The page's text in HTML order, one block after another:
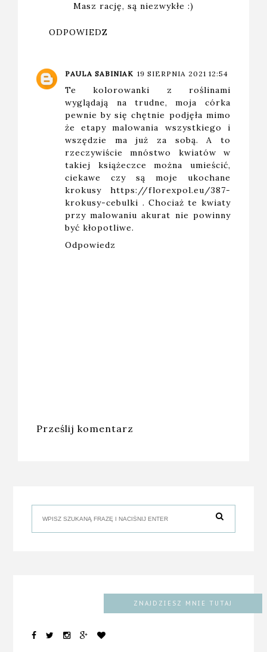
Masz rację, są niezwykłe :)
ODPOWIEDZ
PAULA SABINIAK 19 SIERPNIA 2021 12:54
Te kolorowanki z roślinami
wyglądają na trudne, moja córka
pewnie by się chętnie podjęła mimo
że etapy malowania wszystkiego i
wszędzie ma już za sobą. A to
rzeczywiście mnóstwo kwiatów w
takiej książeczce można umieścić,
ciekawe czy są moje ukochane
krokusy https://florexpol.eu/387-
krokusy-cebulki . Chociaż te kwiaty
przy malowaniu akurat nie powinny
być kłopotliwe.
Odpowiedz
Prześlij komentarz
ZNAJDZIESZ MNIE TUTAJ